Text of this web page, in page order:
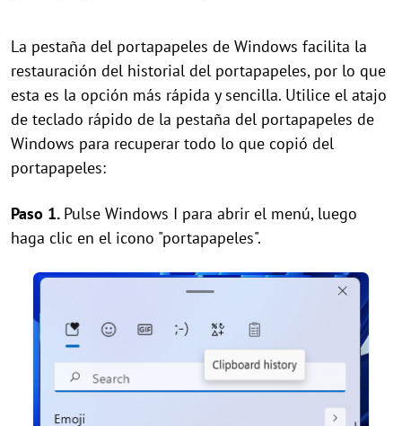
La pestaña del portapapeles de Windows facilita la
restauración del historial del portapapeles, por lo que
esta es la opción más rápida y sencilla. Utilice el atajo
de teclado rápido de la pestaña del portapapeles de
Windows para recuperar todo lo que copió del
portapapeles:
Paso 1. Pulse Windows I para abrir el menú, luego
haga clic en el icono "portapapeles".